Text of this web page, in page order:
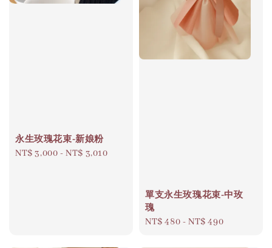
永生玫瑰花束-新娘粉
Regular
NT$ 3,000 -NT$ 3,010
單支永生玫瑰花束-中玫
瑰
Regular
NT$ 480 -NT$ 490